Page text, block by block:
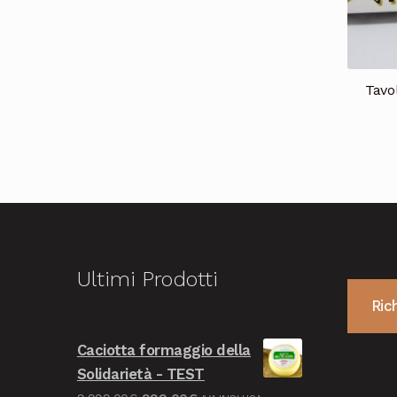
Ultimi Prodotti
Caciotta formaggio della
Solidarietà - TEST